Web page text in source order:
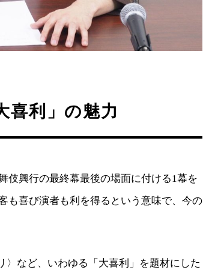
喜利」の魅力
伎興行の最終幕最後の場面に付ける1幕を
も喜び演者も利を得るという意味で、今の
〉など、いわゆる「大喜利」を題材にした